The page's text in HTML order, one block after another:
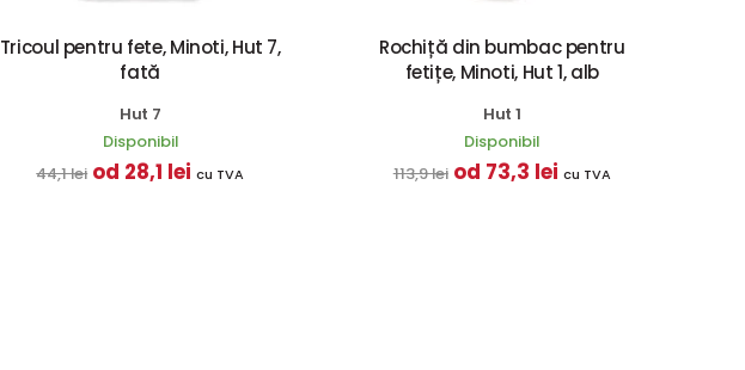
Tricoul pentru fete, Minoti, Hut 7,
fată
Hut 7
Disponibil
44,1 lei od 28,1 lei cu TVA
Rochiță din bumbac pentru
fetițe, Minoti, Hut 1, alb
Hut 1
Disponibil
113,9 lei od 73,3 lei cu TVA